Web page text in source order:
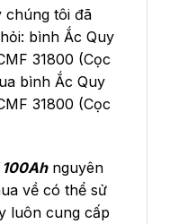
chúng tôi đã
bình Ắc Quy
31800 (Cọc
bình Ắc Quy
31800 (Cọc
nguyên
về có thể sử
luôn cung cấp